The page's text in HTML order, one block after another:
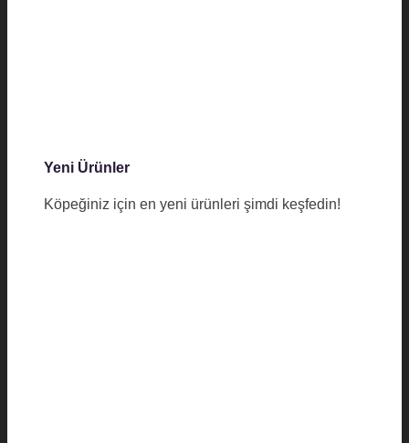
Yeni Ürünler
Köpeğiniz için en yeni ürünleri şimdi keşfedin!